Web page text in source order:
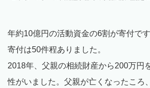
年約10億円の活動資金の6割が寄付で
寄付は50件程ありました。
2018年、父親の相続財産から200万円
性がいました。父親が亡くなったころ